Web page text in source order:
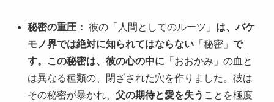
秘密の重圧： 彼の「人間としてのルーツ」 は、バケ
モノ界では絶対に知られてはならない 「秘密」で
す。この秘密は、彼の心の中に 「おおかみ」の血と
は異なる種類の、閉ざされた穴を作りました。彼は
その秘密が暴かれ、父の期待と愛を失う ことを極度